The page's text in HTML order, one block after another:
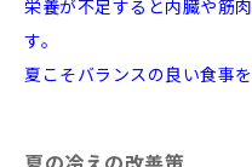
栄養が不足すると内臓や筋
す。
夏こそバランスの良い食事を